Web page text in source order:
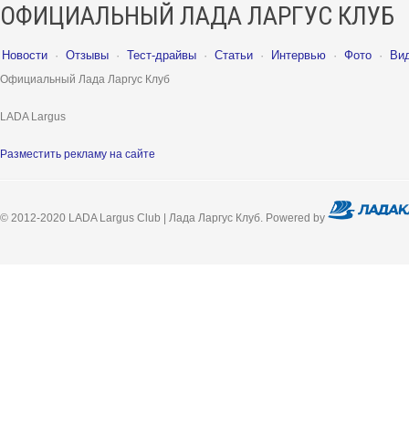
ОФИЦИАЛЬНЫЙ ЛАДА ЛАРГУС КЛУБ
Новости · Отзывы · Тест-драйвы · Статьи · Интервью · Фото ·
Официальный Лада Ларгус Клуб
LADA Largus
Разместить рекламу на сайте
© 2012-2020 LADA Largus Club | Лада Ларгус Клуб. Powered by